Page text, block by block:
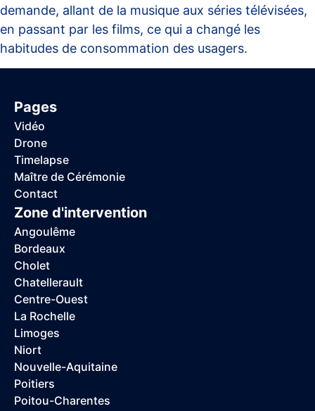
demande, allant de la musique aux séries télévisées,
en passant par les films, ce qui a changé les
habitudes de consommation des usagers.
Pages
Vidéo
Drone
Timelapse
Maître de Cérémonie
Contact
Zone d'intervention
Angoulême
Bordeaux
Cholet
Chatellerault
Centre-Ouest
La Rochelle
Limoges
Niort
Nouvelle-Aquitaine
Poitiers
Poitou-Charentes